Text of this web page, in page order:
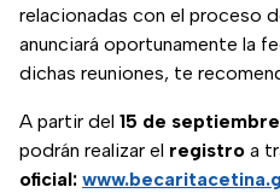
relacionadas con el proceso
anunciará oportunamente la
dichas reuniones, te
A partir del 15 de septiembre
podrán realizar el registro a
oficial: